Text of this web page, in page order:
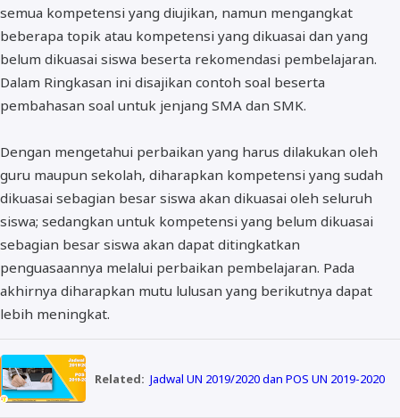
semua kompetensi yang diujikan, namun mengangkat
beberapa topik atau kompetensi yang dikuasai dan yang
belum dikuasai siswa beserta rekomendasi pembelajaran.
Dalam Ringkasan ini disajikan contoh soal beserta
pembahasan soal untuk jenjang SMA dan SMK.
Dengan mengetahui perbaikan yang harus dilakukan oleh
guru maupun sekolah, diharapkan kompetensi yang sudah
dikuasai sebagian besar siswa akan dikuasai oleh seluruh
siswa; sedangkan untuk kompetensi yang belum dikuasai
sebagian besar siswa akan dapat ditingkatkan
penguasaannya melalui perbaikan pembelajaran. Pada
akhirnya diharapkan mutu lulusan yang berikutnya dapat
lebih meningkat.
Related: Jadwal UN 2019/2020 dan POS UN 2019-2020